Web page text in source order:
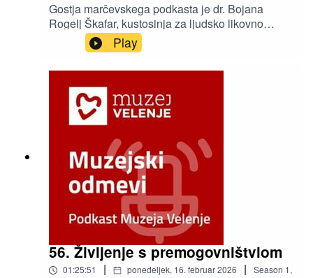
Gostja marčevskega podkasta je dr. Bojana
Rogelj Škafar, kustosinja za ljudsko likovno
umetnost in slikovne vire v Slovenskem
etnografskem muzeju, prejemnica Murkovega
priznanja 2025 in avtorica odmevne razstave
Maksim Gaspari: Ustvarjene podobe naroda, ki
je bila v SEM na ogled v lanskem letu.
Play
56. Življenje s premogovništviom
01:25:51 | ponedeljek, 16. februar 2026 | Season 1,